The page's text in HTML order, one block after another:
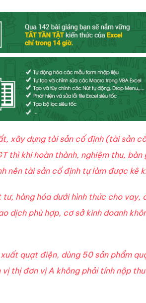
xây dựng tài sản cố định (tài sản
thì khi hoàn thành, nghiệm thu,
nên tài sản cố định tự làm được kê
hàng hóa dưới hình thức cho vay,
dịch phù hợp, cơ sở kinh doanh
quạt điện, dùng 50 sản phẩm
thị đơn vị A không phải tính nộp